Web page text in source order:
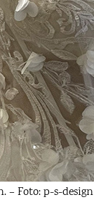
– Foto: p-s-design